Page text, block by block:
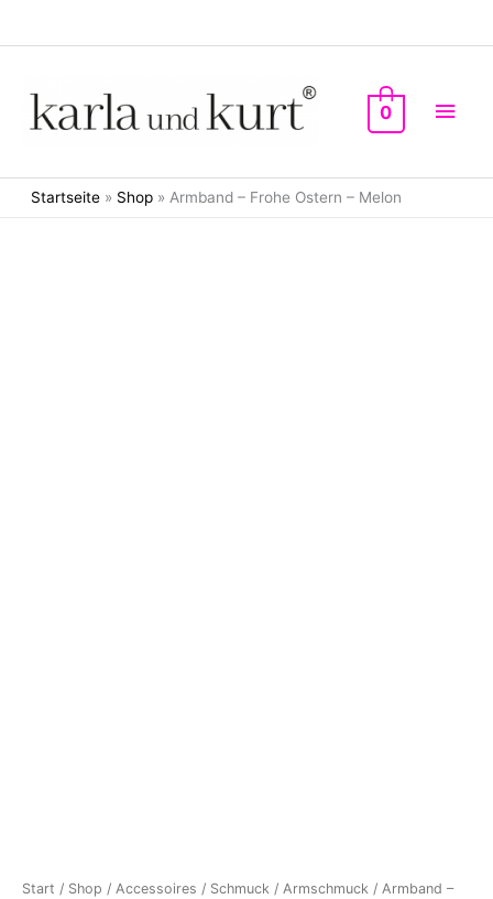
0
Startseite » Shop » Armband – Frohe Ostern – Melon
Start / Shop / Accessoires / Schmuck / Armschmuck / Armband –